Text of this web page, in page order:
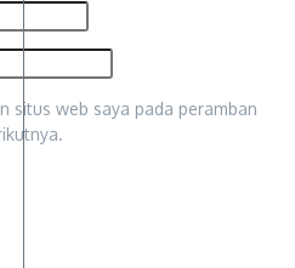
situs web saya pada peramban